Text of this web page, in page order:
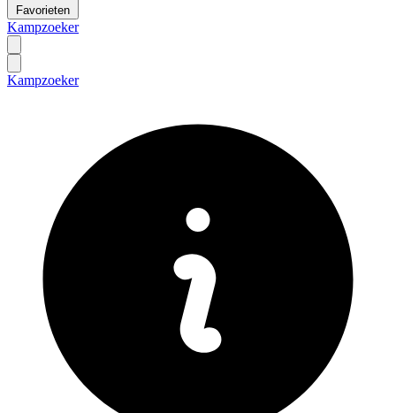
Favorieten
Kampzoeker
Kampzoeker